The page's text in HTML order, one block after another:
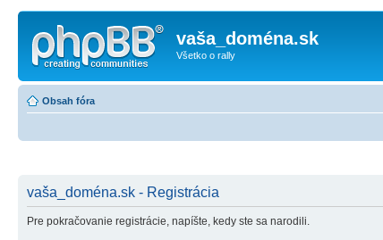
vaša_doména.sk
Všetko o rally
Obsah fóra
vaša_doména.sk - Registrácia
Pre pokračovanie registrácie, napíšte, kedy ste sa narodili.